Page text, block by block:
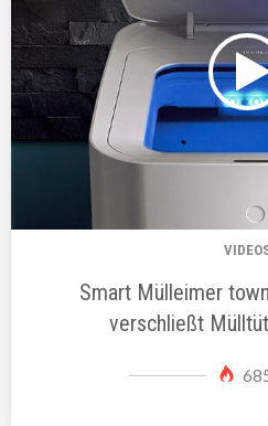
Smart Mülleimer
verschließt